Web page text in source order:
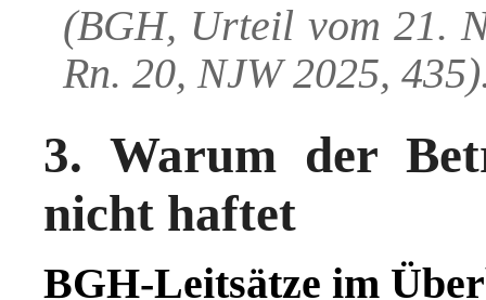
(BGH, Urteil vom 21.
Rn. 20, NJW 2025,
3. Warum der
nicht haftet
BGH-Leitsätze im